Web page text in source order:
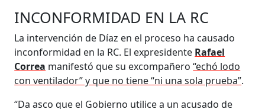
INCONFORMIDAD EN LA RC
La intervención de Díaz en el proceso ha causado
inconformidad en la RC. El expresidente Rafael
Correa manifestó que su excompañero“echó lodo
con ventilador” y que no tiene “ni una sola prueba”.
“Da asco que el Gobierno utilice a un acusado de